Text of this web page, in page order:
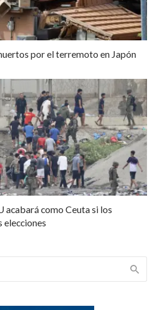
por el terremoto en Japón
acabará como Ceuta si los
elecciones